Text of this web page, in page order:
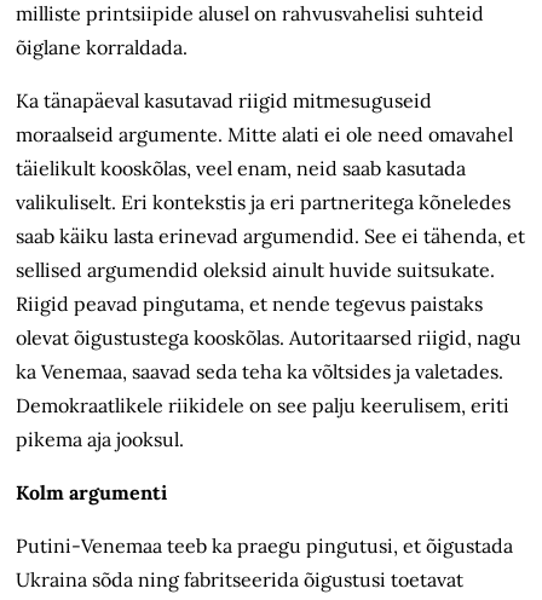
milliste printsiipide alusel on rahvusvahelisi suhteid
õiglane korraldada.
Ka tänapäeval kasutavad riigid mitmesuguseid
moraalseid argumente. Mitte alati ei ole need omavahel
täielikult kooskõlas, veel enam, neid saab kasutada
valikuliselt. Eri kontekstis ja eri partneritega kõneledes
saab käiku lasta erinevad argumendid. See ei tähenda, et
sellised argumendid oleksid ainult huvide suitsukate.
Riigid peavad pingutama, et nende tegevus paistaks
olevat õigustustega kooskõlas. Autoritaarsed riigid, nagu
ka Venemaa, saavad seda teha ka võltsides ja valetades.
Demokraatlikele riikidele on see palju keerulisem, eriti
pikema aja jooksul.
Kolm argumenti
Putini-Venemaa teeb ka praegu pingutusi, et õigustada
Ukraina sõda ning fabritseerida õigustusi toetavat